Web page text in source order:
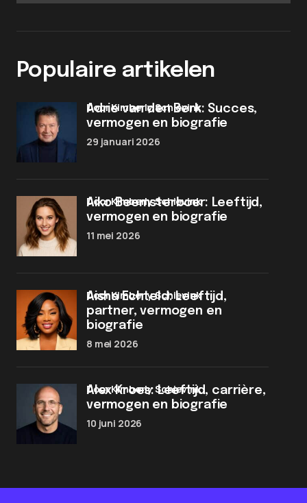
Populaire artikelen
Adrie van den Berk: Succes,
vermogen en biografie
door Kimberly Schievink
29 januari 2026
Aiko Beemsterboer: Leeftijd,
vermogen en biografie
door Kimberly Schievink
11 mei 2026
Aisha Echteld: Leeftijd,
partner, vermogen en
biografie
door Kimberly Schievink
8 mei 2026
Alex Kroes: Leeftijd, carrière,
vermogen en biografie
door Kimberly Schievink
10 juni 2026